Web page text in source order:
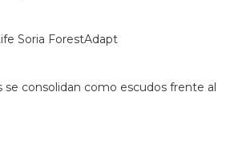
Soria ForestAdapt
se consolidan como escudos frente al